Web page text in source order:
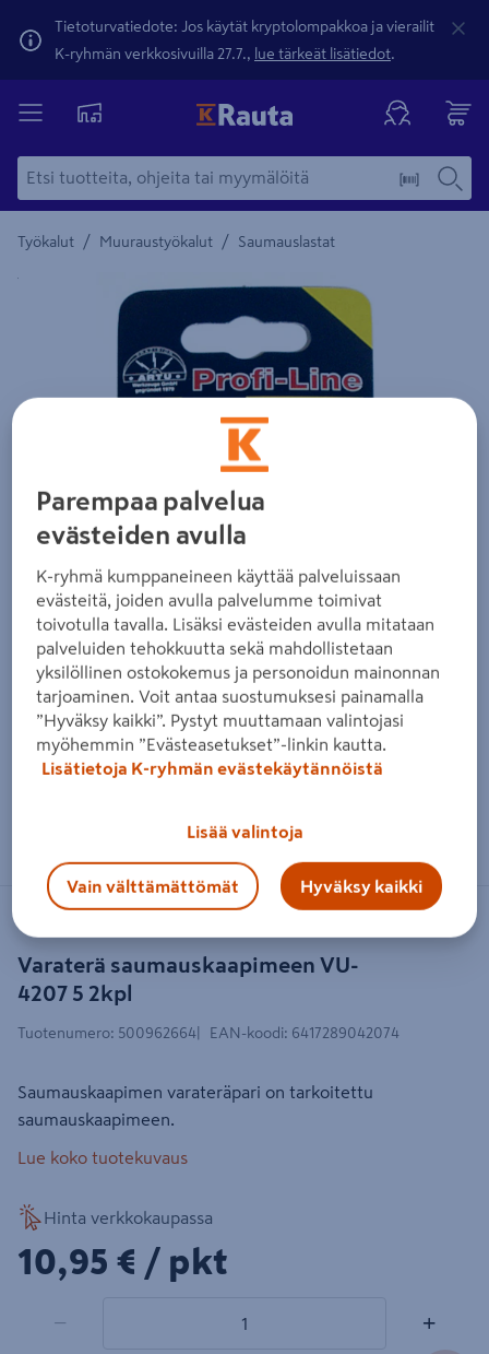
Tietoturvatiedote: Jos käytät kryptolompakkoa ja vierailit
K-ryhmän verkkosivuilla 27.7., lue tärkeät lisätiedot.
Työkalut / Muuraustyökalut / Saumauslastat
Yksityiskohtainen kuvaus löytyy Tuotteen kuvaus -
Varaterä saumauskaapimeen VU-
4207 5 2kpl
VUORIO
Tuotenumero: 500962664 EAN-koodi: 6417289042074
Saumauskaapimen varateräpari on tarkoitettu
saumauskaapimeen.
Lue koko tuotekuvaus
Hinta verkkokaupassa
10,95€/pkt
10,95 € / pkt
− +
Parempaa palvelua
evästeiden avulla
K-ryhmä kumppaneineen käyttää palveluissaan
evästeitä, joiden avulla palvelumme toimivat
toivotulla tavalla. Lisäksi evästeiden avulla mitataan
palveluiden tehokkuutta sekä mahdollistetaan
yksilöllinen ostokokemus ja personoidun mainonnan
tarjoaminen. Voit antaa suostumuksesi painamalla
”Hyväksy kaikki”. Pystyt muuttamaan valintojasi
myöhemmin ”Evästeasetukset”-linkin kautta.
Lisätietoja K-ryhmän evästekäytännöistä
Lisää valintoja
Vain välttämättömät Hyväksy kaikki